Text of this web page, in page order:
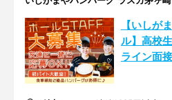
【いしが
ル】高校
ライン面